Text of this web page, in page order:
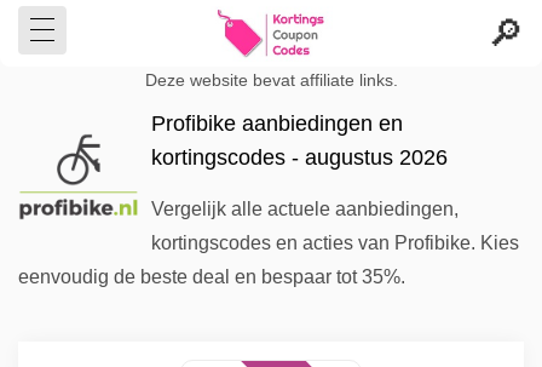
Deze website bevat affiliate links.
Profibike aanbiedingen en
kortingscodes - augustus 2026
Vergelijk alle actuele aanbiedingen,
kortingscodes en acties van Profibike. Kies
eenvoudig de beste deal en bespaar tot 35%.